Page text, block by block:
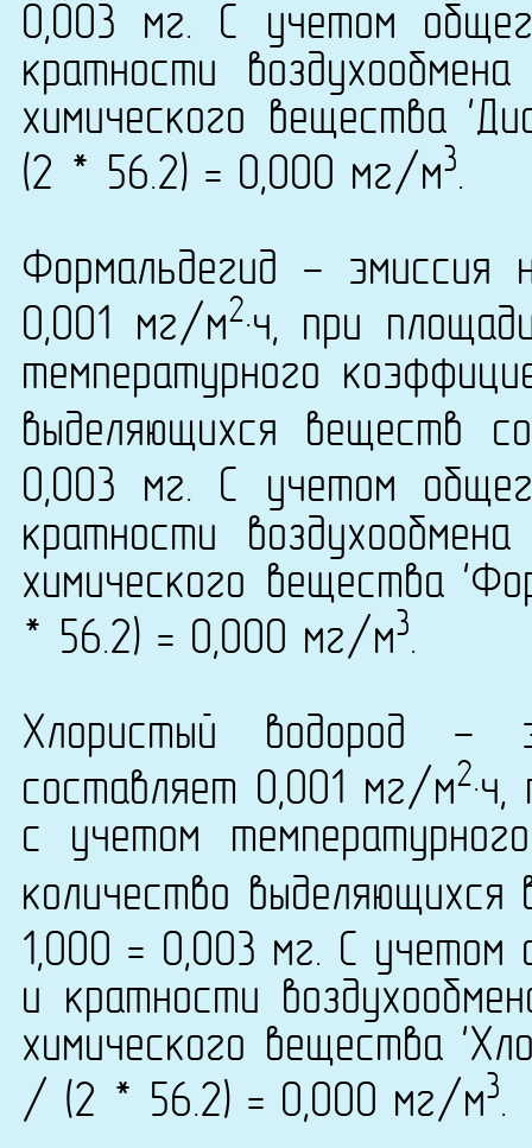
0,003 мг. С учетом
кратности
химического вещества
(2 * 56.2) = 0,000 мг/м3.
Формальдегид - эмиссия
0,001 мг/м2·ч, при
температурного
выделяющихся веществ
0,003 мг. С учетом
кратности
химического вещества
* 56.2) = 0,000 мг/м3.
Хлористый водород -
составляет 0,001 мг/м2
с учетом
количество
1,000 = 0,003 мг. С
и кратности
химического вещества
/ (2 * 56.2) = 0,000 мг/м3.